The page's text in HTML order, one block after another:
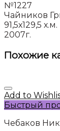
№1227
Чайников
91,5х129,5 х.м.
2007г.
Похожие
Add to
Быстрый
Чебаков